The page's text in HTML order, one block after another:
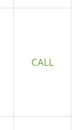
CALL